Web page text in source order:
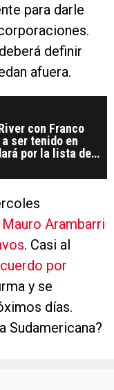
para darle
definir
afuera.
con Franco
ser tenido en
por la lista de
Arambarri
. Casi al
por
y se
días.
Sudamericana?